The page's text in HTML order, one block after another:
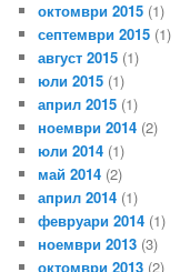
октомври 2015 (1)
септември 2015 (1)
август 2015 (1)
юли 2015 (1)
април 2015 (1)
ноември 2014 (2)
юли 2014 (1)
май 2014 (2)
април 2014 (1)
февруари 2014 (1)
ноември 2013 (3)
октомври 2013 (2)